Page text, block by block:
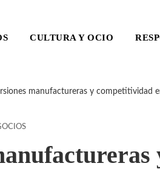
CULTURA Y OCIO
manufactureras y competitividad